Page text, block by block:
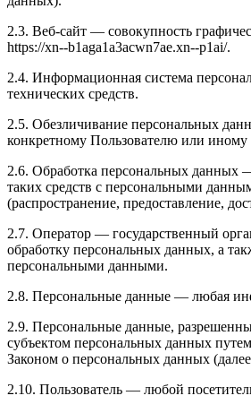
2.3. Веб-сайт — совокупность
https://xn--b1aga1a3acwn7ae.xn--p1ai/.
2.4. Информационная система
технических средств.
2.5. Обезличивание персональных
конкретному Пользователю или
2.6. Обработка персональных данных
таких средств с персональными
(распространение, предоставление,
2.7. Оператор — государственный
обработку персональных данных, а
персональными данными.
2.8. Персональные данные — любая
2.9. Персональные данные,
субъектом персональных данных
Законом о персональных данных
2.10. Пользователь — любой